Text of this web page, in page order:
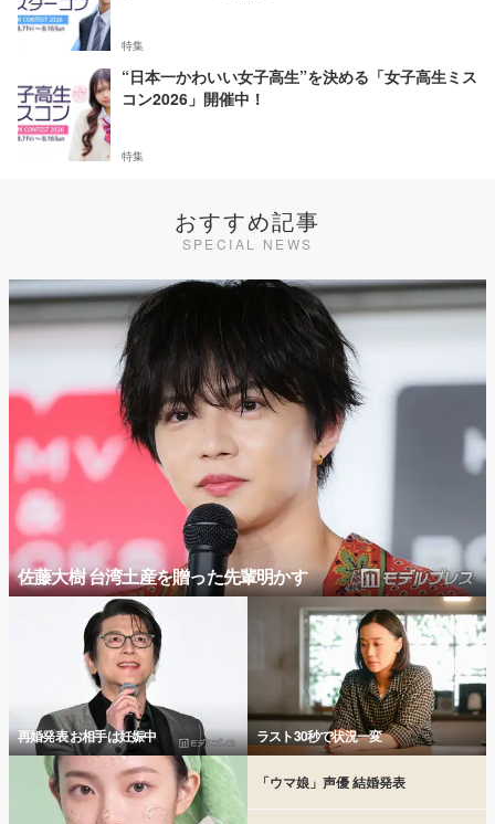
特集
“日本一かわいい女子高生”を決める「女子高生ミス
コン2026」開催中！
特集
おすすめ記事
SPECIAL NEWS
佐藤大樹 台湾土産を贈った先輩明かす
再婚発表 お相手は妊娠中 ラスト30秒で状況一変
「ウマ娘」声優 結婚発表